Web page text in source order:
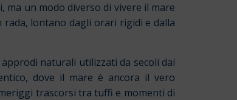
ma un modo diverso di vivere il mare
lontano dagli orari rigidi e dalla
naturali utilizzati da secoli dai
dove il mare è ancora il vero
trascorsi tra tuffi e momenti di